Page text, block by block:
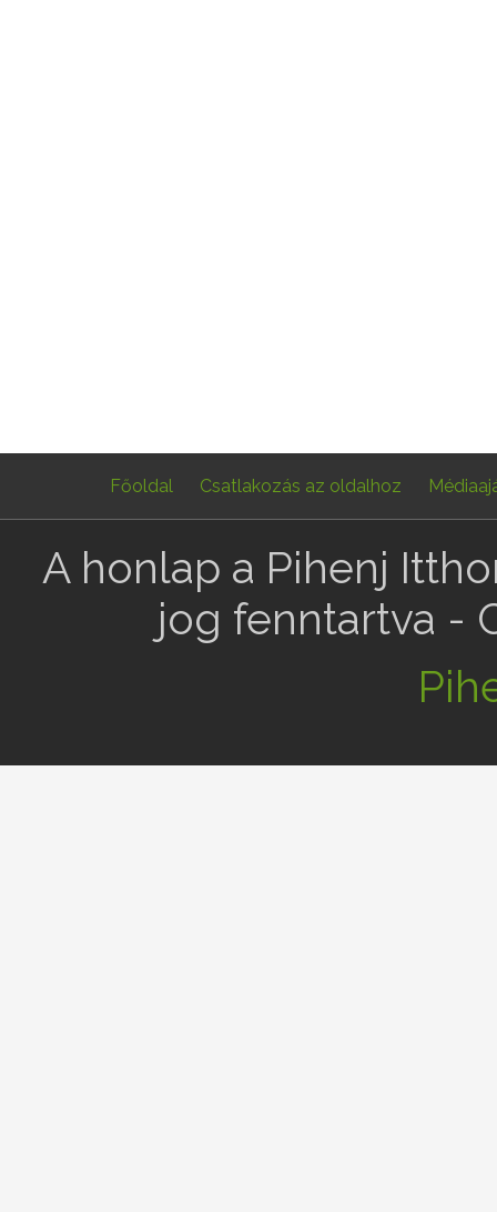
Főoldal Csatlakozás az oldalhoz
A honlap a Pihenj
jog fenntartva -